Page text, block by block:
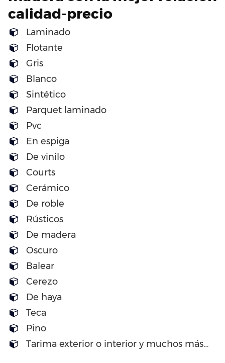
calidad-precio
Laminado
Flotante
Gris
Blanco
Sintético
Parquet laminado
Pvc
En espiga
De vinilo
Courts
Cerámico
De roble
Rústicos
De madera
Oscuro
Balear
Cerezo
De haya
Teca
Pino
Tarima exterior o interior y muchos más…